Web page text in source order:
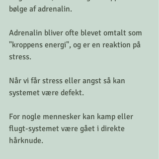
bølge af adrenalin.
Adrenalin bliver ofte blevet omtalt som
"kroppens energi", og er en reaktion på
stress.
Når vi får stress eller angst så kan
systemet være defekt.
For nogle mennesker kan kamp eller
flugt-systemet være gået i direkte
hårknude.